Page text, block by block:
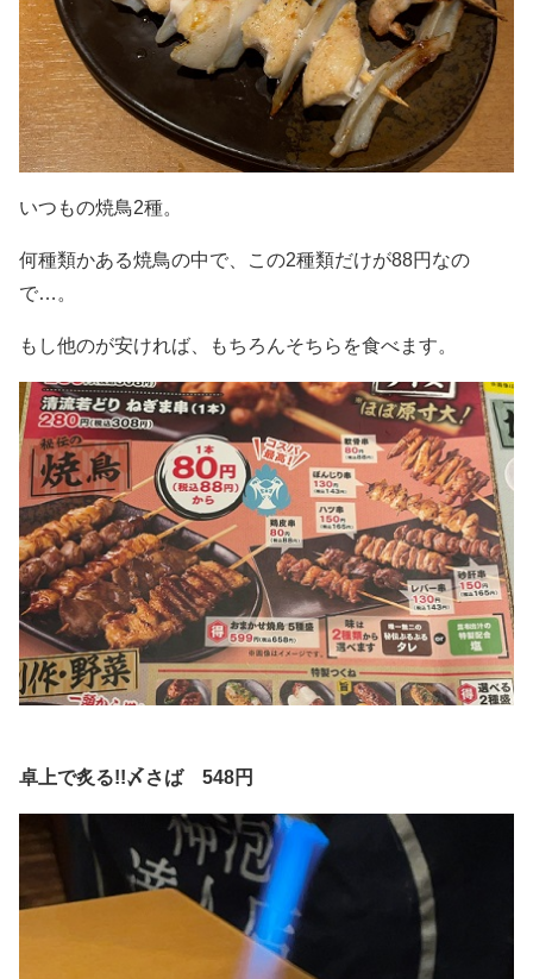
いつもの焼鳥2種。
何種類かある焼鳥の中で、この2種類だけが88円なの
で…。
もし他のが安ければ、もちろんそちらを食べます。
卓上で炙る!!〆さば 548円